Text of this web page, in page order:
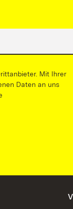
Mit Ihrer
Daten an uns
v